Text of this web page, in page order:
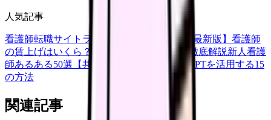
人気記事
看護師転職サイトランキングTOP5【2026年最新版】 看護師
の賃上げはいくら？2026年度の最新情報を徹底解説新人看護
師あるある50選【共感必至】
看護師がChatGPTを活用する15
の方法
関連記事